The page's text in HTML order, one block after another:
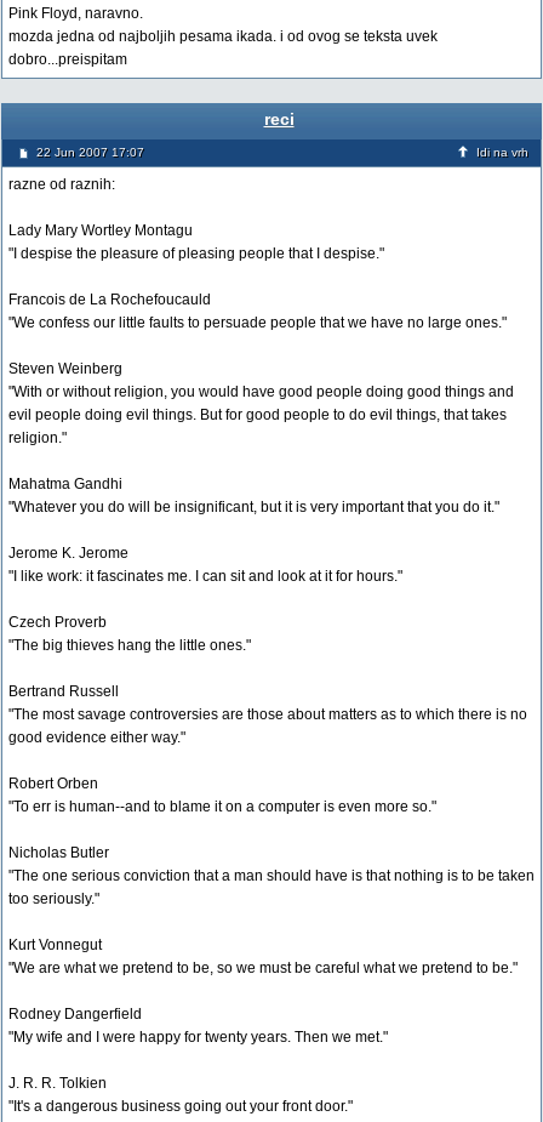
Pink Floyd, naravno.
mozda jedna od najboljih pesama ikada. i od ovog se teksta uvek
dobro...preispitam
reci
22 Jun 2007 17:07 Idi na vrh
razne od raznih:
Lady Mary Wortley Montagu
"I despise the pleasure of pleasing people that I despise."
Francois de La Rochefoucauld
"We confess our little faults to persuade people that we have no large ones."
Steven Weinberg
"With or without religion, you would have good people doing good things and
evil people doing evil things. But for good people to do evil things, that takes
religion."
Mahatma Gandhi
"Whatever you do will be insignificant, but it is very important that you do it."
Jerome K. Jerome
"I like work: it fascinates me. I can sit and look at it for hours."
Czech Proverb
"The big thieves hang the little ones."
Bertrand Russell
"The most savage controversies are those about matters as to which there is no
good evidence either way."
Robert Orben
"To err is human--and to blame it on a computer is even more so."
Nicholas Butler
"The one serious conviction that a man should have is that nothing is to be taken
too seriously."
Kurt Vonnegut
"We are what we pretend to be, so we must be careful what we pretend to be."
Rodney Dangerfield
"My wife and I were happy for twenty years. Then we met."
J. R. R. Tolkien
"It's a dangerous business going out your front door."